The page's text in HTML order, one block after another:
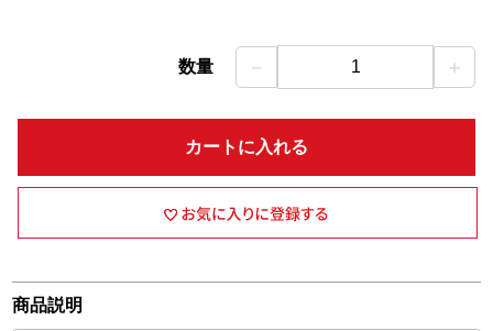
数量 － 1 ＋
カートに入れる
商品説明